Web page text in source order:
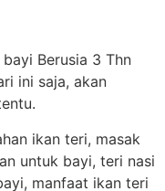
Berusia 3 Thn
ini saja, akan